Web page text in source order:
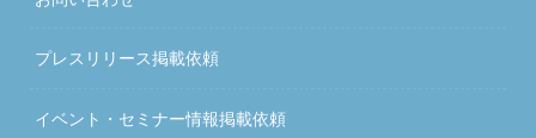
プレスリリース掲載依頼
イベント・セミナー情報掲載依頼